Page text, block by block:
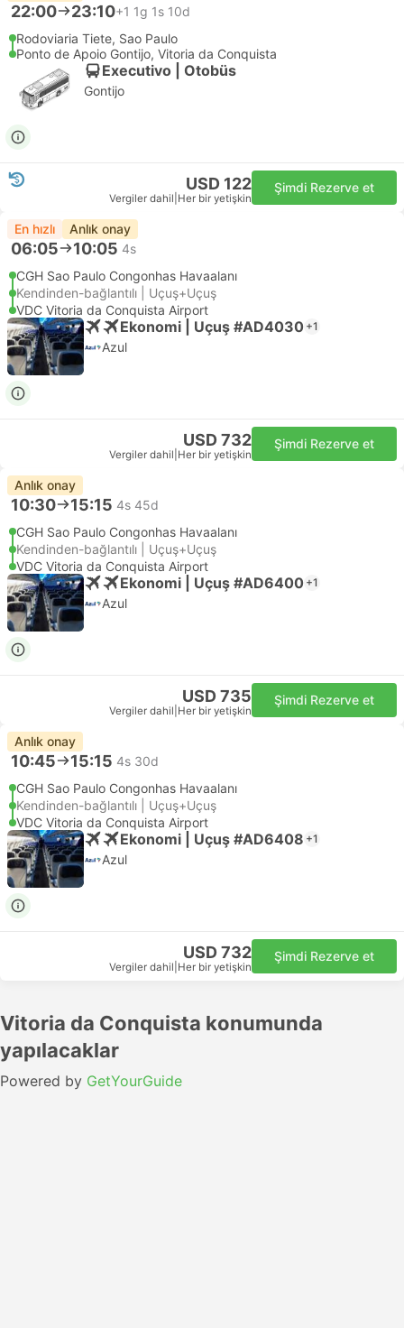
22:00 23:10+1 1g 1s 10d
Rodoviaria Tiete, Sao Paulo
Ponto de Apoio Gontijo, Vitoria da Conquista
Executivo | Otobüs
Gontijo
USD 122
Vergiler dahil Her bir yetişkin
Şimdi Rezerve et
En hızlı Anlık onay
06:05 10:05 4s
CGH Sao Paulo Congonhas Havaalanı
Kendinden-bağlantılı | Uçuş+Uçuş
VDC Vitoria da Conquista Airport
Ekonomi | Uçuş #AD4030 +1
Azul
USD 732
Vergiler dahil Her bir yetişkin
Şimdi Rezerve et
Anlık onay
10:30 15:15 4s 45d
CGH Sao Paulo Congonhas Havaalanı
Kendinden-bağlantılı | Uçuş+Uçuş
VDC Vitoria da Conquista Airport
Ekonomi | Uçuş #AD6400 +1
Azul
USD 735
Vergiler dahil Her bir yetişkin
Şimdi Rezerve et
Anlık onay
10:45 15:15 4s 30d
CGH Sao Paulo Congonhas Havaalanı
Kendinden-bağlantılı | Uçuş+Uçuş
VDC Vitoria da Conquista Airport
Ekonomi | Uçuş #AD6408 +1
Azul
USD 732
Vergiler dahil Her bir yetişkin
Şimdi Rezerve et
Vitoria da Conquista konumunda
yapılacaklar
Powered by GetYourGuide